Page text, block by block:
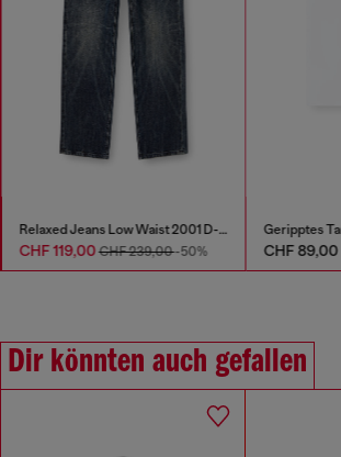
Relaxed Jeans Low Waist 2001 D-Macro
CHF 119,00CHF 239,00-50%
Geripptes
CHF 89,00
Dir könnten auch gefallen